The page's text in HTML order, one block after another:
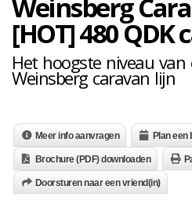
Weinsberg
[HOT] 480 QDK
Het hoogste niveau
Weinsberg caravan lijn
Meer info aanvragen Plan een
Brochure (PDF) downloaden
Doorsturen naar een vriend(in)